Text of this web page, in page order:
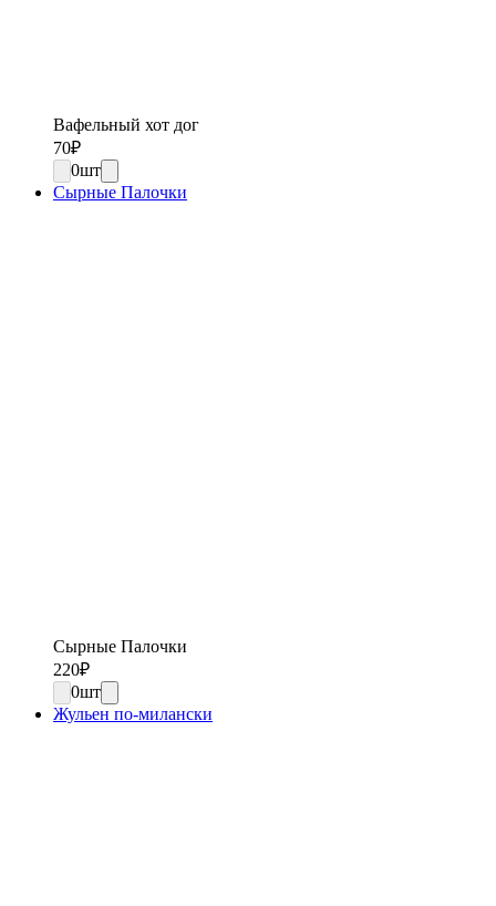
Вафельный хот дог
70₽
0шт
Сырные Палочки
Сырные Палочки
220₽
0шт
Жульен по-милански